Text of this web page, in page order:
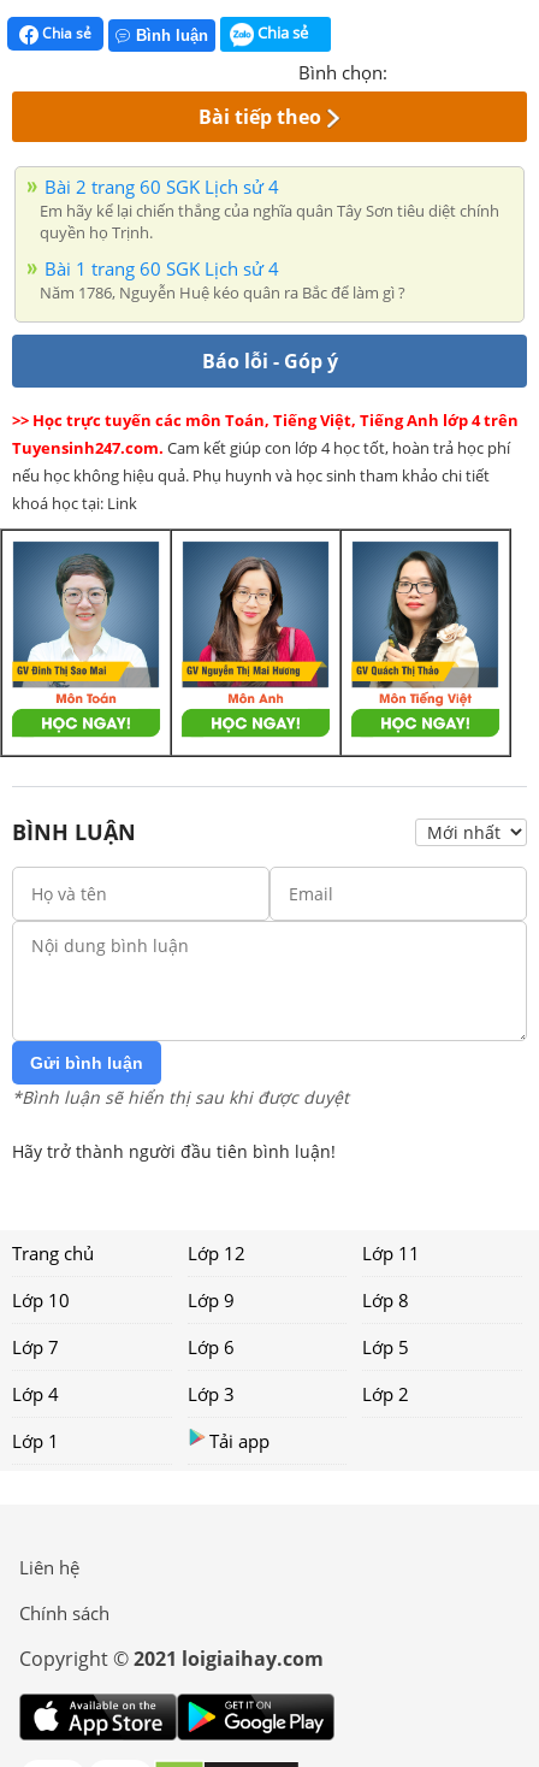
Chia sẻ Bình luận Chia sẻ
Bình chọn:
Bài tiếp theo
Bài 2 trang 60 SGK Lịch sử 4
Em hãy kể lại chiến thắng của nghĩa quân Tây Sơn tiêu diệt chính
quyền họ Trịnh.
Bài 1 trang 60 SGK Lịch sử 4
Năm 1786, Nguyễn Huệ kéo quân ra Bắc để làm gì ?
Báo lỗi - Góp ý
>> Học trực tuyến các môn Toán, Tiếng Việt, Tiếng Anh lớp 4 trên
Tuyensinh247.com. Cam kết giúp con lớp 4 học tốt, hoàn trả học phí
nếu học không hiệu quả. Phụ huynh và học sinh tham khảo chi tiết
khoá học tại: Link
BÌNH LUẬN
Gửi bình luận
*Bình luận sẽ hiển thị sau khi được duyệt
Hãy trở thành người đầu tiên bình luận!
Trang chủ Lớp 12
Lớp 11
Lớp 10
Lớp 9
Lớp 8
Lớp 7
Lớp 6
Lớp 5
Lớp 4
Lớp 3
Lớp 2
Lớp 1
Tải app
Liên hệ
Chính sách
Copyright ©2021 loigiaihay.com